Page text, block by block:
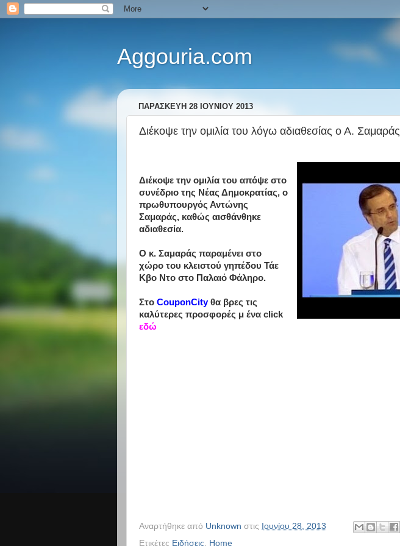
Aggouria.com
ΠΑΡΑΣΚΕΥΉ 28 ΙΟΥΝΊΟΥ 2013
Διέκοψε την ομιλία του λόγω αδιαθεσίας ο Α. Σαμαράς
Διέκοψε την ομιλία του απόψε στο
συνέδριο της Νέας Δημοκρατίας, ο
πρωθυπουργός Αντώνης
Σαμαράς, καθώς αισθάνθηκε
αδιαθεσία.
Ο κ. Σαμαράς παραμένει στο
χώρο του κλειστού γηπέδου Τάε
Κβο Ντο στο Παλαιό Φάληρο.
Στο CouponCityθα βρες τις
καλύτερες προσφορές μ ένα click
εδώ
Αναρτήθηκε από Unknown στις Ιουνίου 28, 2013
Ετικέτες Ειδήσεις Home